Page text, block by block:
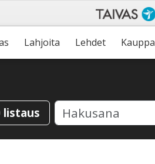
Lahjoita Lehdet Kauppa
listaus